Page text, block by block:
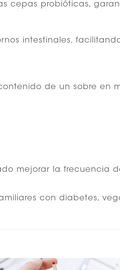
cepas probióticas,
intestinales,
de un sobre
mejorar la frecuencia
con diabetes,